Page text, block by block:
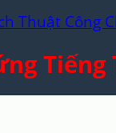
Thuật Công